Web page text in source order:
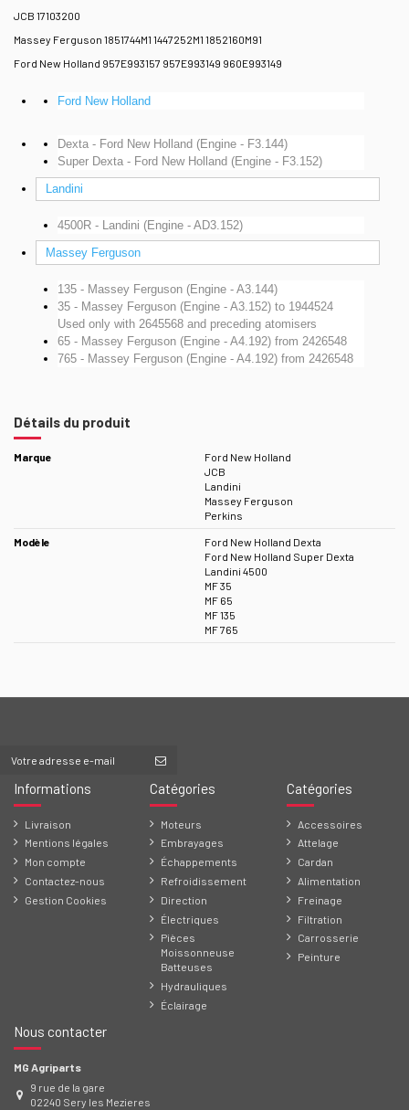
JCB 17103200
Massey Ferguson 1851744M1 1447252M1 1852160M91
Ford New Holland 957E993157 957E993149 960E993149
Ford New Holland
Dexta - Ford New Holland (Engine - F3.144)
Super Dexta - Ford New Holland (Engine - F3.152)
Landini
4500R - Landini (Engine - AD3.152)
Massey Ferguson
135 - Massey Ferguson (Engine - A3.144)
35 - Massey Ferguson (Engine - A3.152) to 1944524
Used only with 2645568 and preceding atomisers
65 - Massey Ferguson (Engine - A4.192) from 2426548
765 - Massey Ferguson (Engine - A4.192) from 2426548
Détails du produit
Marque
Ford New Holland
JCB
Landini
Massey Ferguson
Perkins
Modèle
Ford New Holland Dexta
Ford New Holland Super Dexta
Landini 4500
MF 35
MF 65
MF 135
MF 765
Informations
Livraison
Mentions légales
Mon compte
Contactez-nous
Gestion Cookies
Catégories
Moteurs
Embrayages
Échappements
Refroidissement
Direction
Électriques
Pièces
Moissonneuse
Batteuses
Hydrauliques
Éclairage
Catégories
Accessoires
Attelage
Cardan
Alimentation
Freinage
Filtration
Carrosserie
Peinture
Nous contacter
MG Agriparts
9 rue de la gare
02240 Sery les Mezieres